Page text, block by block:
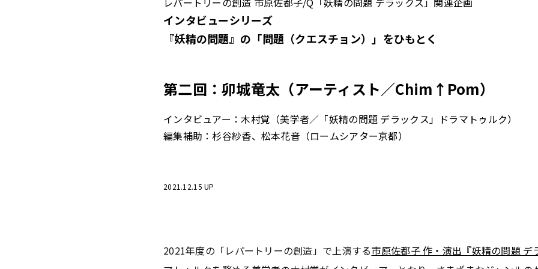
インタビューシリーズ
『妖精の問題』の「問題（クエスチョン）」をひもとく
第二回：卯城竜太（アーティスト／Chim↑Pom）
インタビュアー：木村覚（美学者／「妖精の問題 デラックス」ドラマトゥルク）
編集補助：杉谷紗香、松本花音（ロームシアター京都）
2021.12.15 UP
2021年度の「レパートリーの創造」で上演する市原佐都子 作・演出『妖精の問題 デ